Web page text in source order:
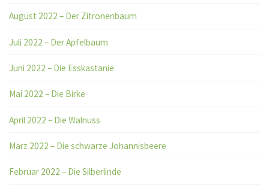
August 2022 – Der Zitronenbaum
Juli 2022 – Der Apfelbaum
Juni 2022 – Die Esskastanie
Mai 2022 – Die Birke
April 2022 – Die Walnuss
März 2022 – Die schwarze Johannisbeere
Februar 2022 – Die Silberlinde